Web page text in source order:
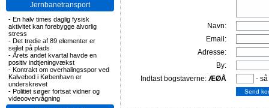
Jernbanetransport
- En halv times daglig fysisk
aktivitet kan forebygge alvorlig
stress
- Det tredie af 89 elementer er
sejlet på plads
- Årets andet kvartal havde en
positiv indtjeningvækst
- Kontrakt om overhalingsspor ved
Kalvebod i København er
underskrevet
- Politiet søger fortsat vidner og
videoovervågning
Navn:
Email:
Adresse:
By:
Indtast bogstaverne: ÆØÅ -